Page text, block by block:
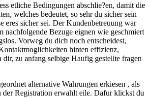
etliche Bedingungen abschlie?en, damit die
welches bedeutet, so sehr du sicher sein
eres sicher sei. Der Kundenbetreuung war
nachfolgende Bezuge eignen wie geschmiert
Vorweg du dich noch entscheidest,
hinten effizienz,
dir, zu anfang selbige Haufig gestellte fragen
alternative Wahrungen erkiesen , als
der Registration erwahlt eile. Dafur klickst du